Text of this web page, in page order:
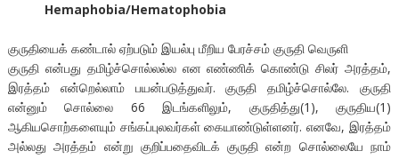
Hemaphobia/Hematophobia
குருதியைக் கண்டால் ஏற்படும் இயல்பு மீறிய பேரச்சம் குருதி வெருளி
குருதி என்பது தமிழ்ச்சொல்லல்ல என எண்ணிக் கொண்டு சிலர் அரத்தம்,
இரத்தம் என்றெல்லாம் பயன்படுத்துவர். குருதி தமிழ்ச்சொல்லே. குருதி
என்னும் சொல்லை 66 இடங்களிலும், குருதித்து(1), குருதிய(1)
ஆகியசொற்களையும் சங்கப்புலவர்கள் கையாண்டுள்ளனர். எனவே, இரத்தம்
அல்லது அரத்தம் என்று குறிப்பதைவிடக் குருதி என்ற சொல்லையே நாம்